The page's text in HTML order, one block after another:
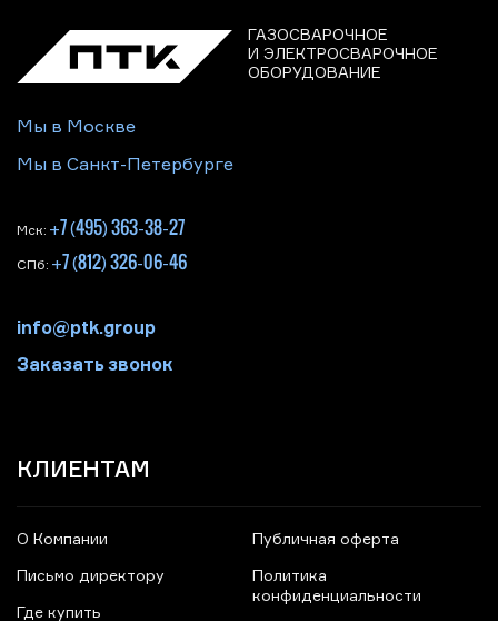
ГАЗОСВАРОЧНОЕ
И ЭЛЕКТРОСВАРОЧНОЕ
ОБОРУДОВАНИЕ
Мы в Москве
Мы в Санкт-Петербурге
Мск: +7 (495) 363-38-27
СПб: +7 (812) 326-06-46
info@ptk.group
Заказать звонок
КЛИЕНТАМ
О Компании
Письмо директору
Где купить
Публичная оферта
Политика
конфиденциальности